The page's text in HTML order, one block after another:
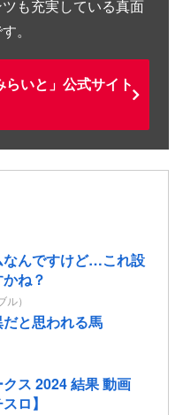
も充実している真面
。
いと」公式サイト
なんですけど…これ設
ね？
）
だと思われる馬
ス 2024 結果 動画
ロ】